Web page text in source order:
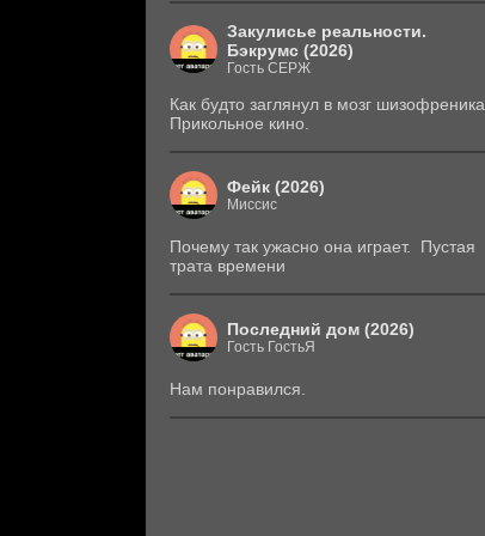
Закулисье реальности.
Бэкрумс (2026)
Гость СЕРЖ
Как будто заглянул в мозг шизофреника.
Прикольное кино.
Фейк (2026)
Миссис
Почему так ужасно она играет. Пустая
трата времени
Последний дом (2026)
Гость ГостьЯ
Нам понравился.